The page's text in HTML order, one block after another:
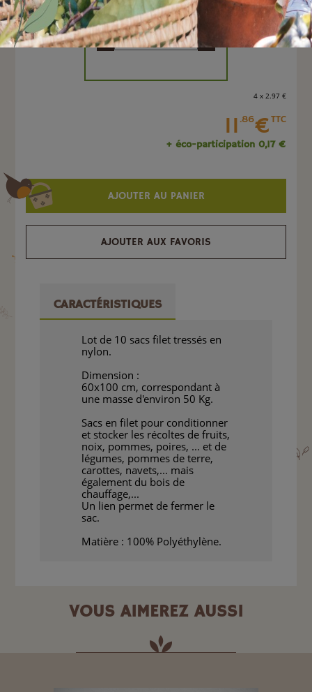
Unité
- +
4 x 2.97 €
11 .86€TTC
+ éco-participation 0,17 €
AJOUTER AU PANIER
AJOUTER AUX FAVORIS
CARACTÉRISTIQUES
Lot de 10 sacs filet tressés en
nylon.
Dimension :
60x100 cm, correspondant à
une masse d'environ 50 Kg.
Sacs en filet pour conditionner
et stocker les récoltes de fruits,
noix, pommes, poires, ... et de
légumes, pommes de terre,
carottes, navets,... mais
également du bois de
chauffage,...
Un lien permet de fermer le
sac.
Matière : 100% Polyéthylène.
VOUS AIMEREZ AUSSI